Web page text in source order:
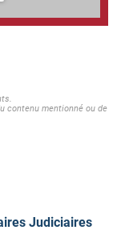
contenu mentionné ou de
Judiciaires